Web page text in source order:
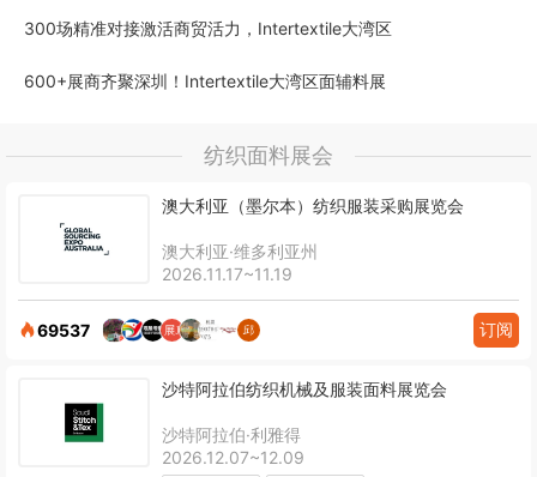
300场精准对接激活商贸活力，Intertextile大湾区
600+展商齐聚深圳！Intertextile大湾区面辅料展
纺织面料展会
澳大利亚（墨尔本）纺织服装采购展览会
澳大利亚·维多利亚州
2026.11.17~11.19
69537 订阅
沙特阿拉伯纺织机械及服装面料展览会
沙特阿拉伯·利雅得
2026.12.07~12.09